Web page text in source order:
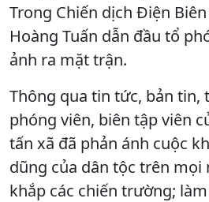
Trong Chiến dịch Điện
Hoàng Tuấn dẫn đầu tổ
ảnh ra mặt trận.
Thông qua tin tức, bản tin,
phóng viên, biên tập viên
tấn xã đã phản ánh cuộc
dũng của dân tộc trên mọi
khắp các chiến trường;